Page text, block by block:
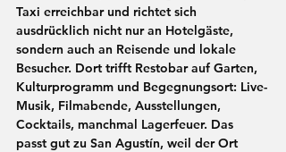
Taxi erreichbar und richtet sich
ausdrücklich nicht nur an Hotelgäste,
sondern auch an Reisende und lokale
Besucher. Dort trifft Restobar auf Garten,
Kulturprogramm und Begegnungsort: Live-
Musik, Filmabende, Ausstellungen,
Cocktails, manchmal Lagerfeuer. Das
passt gut zu San Agustín, weil der Ort